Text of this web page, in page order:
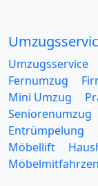
Umzugsservice
Fernumzug
Mini Umzug
Seniorenumzug
Entrümpelung
Möbellift